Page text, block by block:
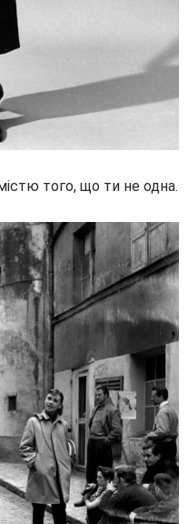
того, що ти не одна.